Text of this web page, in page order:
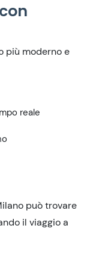
più moderno e
reale
può trovare
il viaggio a